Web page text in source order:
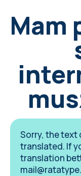
Mam
Sorry, the text
translated. If
translation